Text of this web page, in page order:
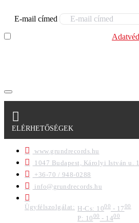
E-mail címed
ELÉRHETŐSÉGEK
www.grundrecords.hu
1047 Budapest, Károlyi István u.
+36-70 / 948-0288
info@grundrecords.hu
Ügyfélszolgálat: H-Cs: 1000 - 1700
P: 1000- 1400